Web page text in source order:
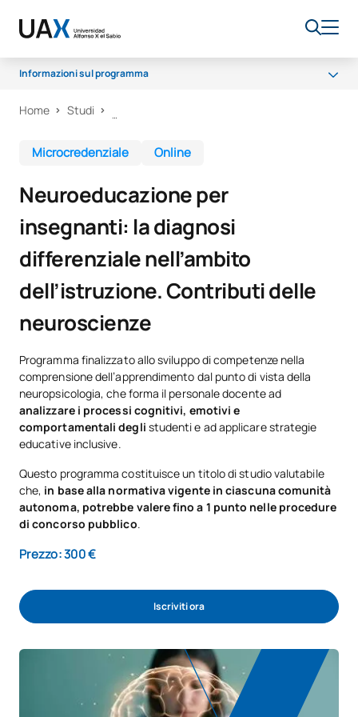
Informazioni sul programma
Perché UAX
Home Studi
Microcredenziale Online
Neuroeducazione per
insegnanti: la diagnosi
differenziale nell’ambito
dell’istruzione. Contributi delle
neuroscienze
Programma finalizzato allo sviluppo di competenze nella
comprensione dell’apprendimento dal punto di vista della
neuropsicologia, che forma il personale docente ad
analizzare i processi cognitivi, emotivi e
comportamentali degli studenti e ad applicare strategie
educative inclusive.
Questo programma costituisce un titolo di studio valutabile
che, in base alla normativa vigente in ciascuna comunità
autonoma, potrebbe valere fino a 1 punto nelle procedure
di concorso pubblico.
Prezzo: 300 €
Iscriviti ora